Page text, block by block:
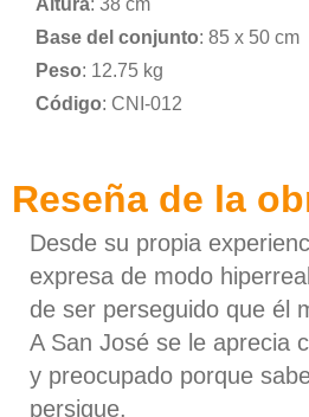
Base del conjunto: 85 x 50 cm
Peso: 12.75 kg
Código: CNI-012
Reseña de la
Desde su propia
expresa de modo
de ser perseguido que él
A San José se le aprecia
y preocupado porque
persigue.